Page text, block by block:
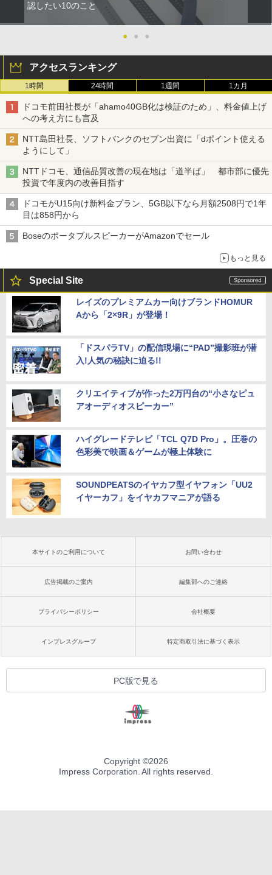
認したい10のこと
● ● ●
アクセスランキング
1時間 24時間 1週間 1カ月
ドコモ前田社長が「ahamo40GB化は検証のため」、料金値上げ
への考え方にも言及
NTT島田社長、ソフトバンクのセブン出資に「dポイント使える
ようにして」
NTTドコモ、通信品質改善の現在地は「道半ば」 都市部に優先
投資で年度内の改善目指す
ドコモがU15向け新料金プラン、5GB以下なら月額2508円で1年
目は858円から
BoseのポータブルスピーカーがAmazonでセール
もっと見る
Special Site
レイズのプレミアムカー向けブランドHOMUR
Aから「2×9R」が登場！
「ドスパラTV」の配信現場に“PAD”撮影班が潜
入!人気の秘訣に迫る!!
クリエイティブが作った2万円台の“小さなピュ
アオーディオスピーカー”
ハイグレードテレビ「TCL Q7D Pro」。圧巻の
色彩美で映画＆ゲームが極上体験に
SOUNDPEATSのイヤカフ型イヤフォン「UU2
イヤーカフ」をイヤカフマニアが語る
本サイトのご利用について お問い合わせ
広告掲載のご案内 編集部へのご連絡
プライバシーポリシー 会社概要
インプレスグループ 特定商取引法に基づく表示
PC版で見る
Copyright ©2026
Impress Corporation. All rights reserved.